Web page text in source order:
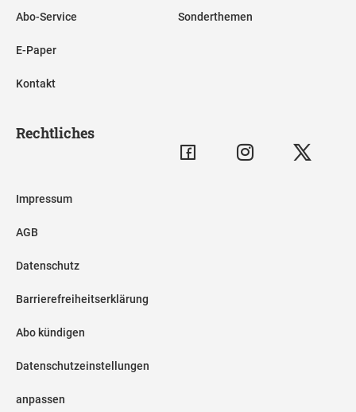
Abo-Service
E-Paper
Kontakt
Sonderthemen
Rechtliches
Impressum
AGB
Datenschutz
Barrierefreiheitserklärung
Abo kündigen
Datenschutzeinstellungen
anpassen